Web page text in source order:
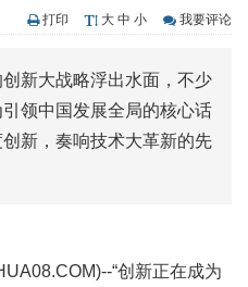
打印
大 中 小 我要评论
新大战略浮出水面，不少
领中国发展全局的核心话
新，奏响技术大革新的先
“创新正在成为